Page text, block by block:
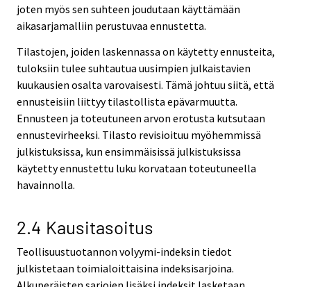
joten myös sen suhteen joudutaan käyttämään
aikasarjamalliin perustuvaa ennustetta.
Tilastojen, joiden laskennassa on käytetty ennusteita,
tuloksiin tulee suhtautua uusimpien julkaistavien
kuukausien osalta varovaisesti. Tämä johtuu siitä, että
ennusteisiin liittyy tilastollista epävarmuutta.
Ennusteen ja toteutuneen arvon erotusta kutsutaan
ennustevirheeksi. Tilasto revisioituu myöhemmissä
julkistuksissa, kun ensimmäisissä julkistuksissa
käytetty ennustettu luku korvataan toteutuneella
havainnolla.
2.4 Kausitasoitus
Teollisuustuotannon volyymi-indeksin tiedot
julkistetaan toimialoittaisina indeksisarjoina.